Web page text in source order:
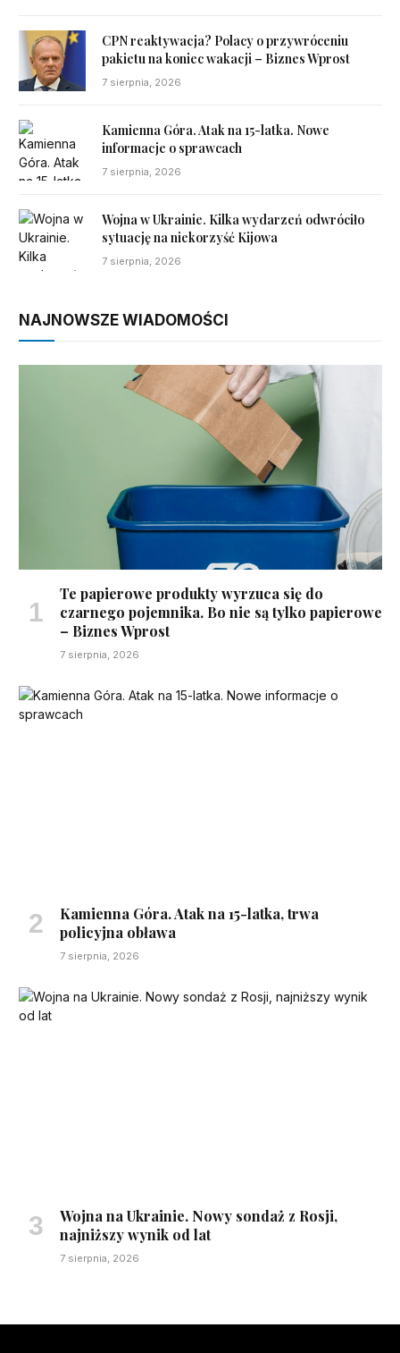
CPN reaktywacja? Polacy o przywróceniu
pakietu na koniec wakacji – Biznes Wprost
7 sierpnia, 2026
Kamienna Góra. Atak na 15-latka. Nowe
informacje o sprawcach
7 sierpnia, 2026
Wojna w Ukrainie. Kilka wydarzeń odwróciło
sytuację na niekorzyść Kijowa
7 sierpnia, 2026
NAJNOWSZE WIADOMOŚCI
Te papierowe produkty wyrzuca się do
czarnego pojemnika. Bo nie są tylko papierowe
– Biznes Wprost
7 sierpnia, 2026
Kamienna Góra. Atak na 15-latka, trwa
policyjna obława
7 sierpnia, 2026
Wojna na Ukrainie. Nowy sondaż z Rosji,
najniższy wynik od lat
7 sierpnia, 2026